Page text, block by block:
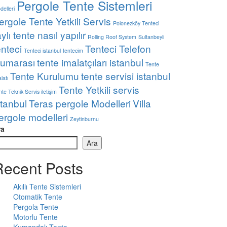
Pergole Tente Sistemleri
Tente Yetkili Servis Polonezköy Tenteci
tente nasıl yapılır Rolling Roof System Sultanbeyli
Tenteci istanbul tentecim Tenteci Telefon
tente imalatçıları istanbul Tente
Tente Kurulumutente servisi istanbul
Teknik Servis iletişim Tente Yetkili servis
Teras pergole ModelleriVilla
modelleri Zeytinburnu
Ara
Posts
Akıllı Tente Sistemleri
Otomatik Tente
Pergola Tente
Motorlu Tente